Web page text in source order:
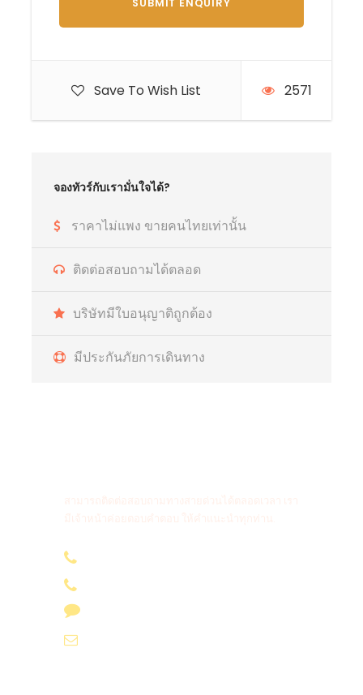
Save To Wish List 2571
จองทัวร์กับเรามั่นใจได้?
ราคาไม่แพง ขายคนไทยเท่านั้น
ติดต่อสอบถามได้ตลอด
บริษัทมีใบอนุญาติถูกต้อง
มีประกันภัยการเดินทาง